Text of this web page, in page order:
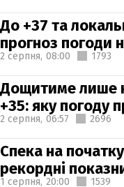
До +37 та
прогноз погоди
2 серпня, 08:00 1793
Дощитиме лише
+35: яку погоду
2 серпня, 06:57 2696
Спека на
рекордні
1 серпня, 20:00 1539